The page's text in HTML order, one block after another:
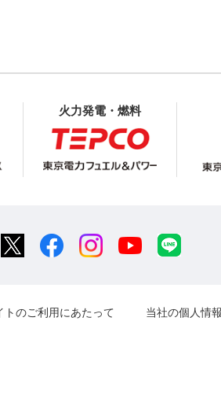
火力発電・燃料
トのご利用にあたって 当社の個人情